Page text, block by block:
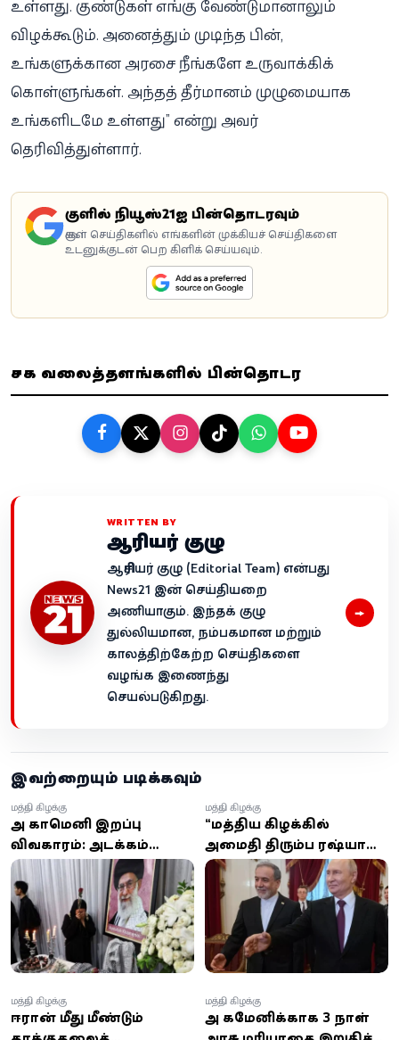
உள்ளது. குண்டுகள் எங்கு வேண்டுமானாலும்
விழக்கூடும். அனைத்தும் முடிந்த பின்,
உங்களுக்கான அரசை நீங்களே உருவாக்கிக்
கொள்ளுங்கள். அந்தத் தீர்மானம் முழுமையாக
உங்களிடமே உள்ளது” என்று அவர்
தெரிவித்துள்ளார்.
கூகுளில் நியூஸ்21ஐ பின்தொடரவும்
கூகுள் செய்திகளில் எங்களின் முக்கியச் செய்திகளை
உடனுக்குடன் பெற கிளிக் செய்யவும்.
சமூக வலைத்தளங்களில் பின்தொடர
WRITTEN BY
ஆசிரியர் குழு
ஆசிரியர் குழு (Editorial Team) என்பது
News21 இன் செய்தியறை
அணியாகும். இந்தக் குழு
துல்லியமான, நம்பகமான மற்றும்
காலத்திற்கேற்ற செய்திகளை
வழங்க இணைந்து
செயல்படுகிறது.
→
இவற்றையும் படிக்கவும்
அலி காமெனி இறப்பு
விவகாரம்: அடக்கம்
தாமதம் குறித்து
வெளியான தகவல்கள் –
உண்மை என்ன?
மத்திய கிழக்கு
“மத்திய கிழக்கில்
அமைதி திரும்ப ரஷ்யா
உதவும்” - புதின் உறுதி
மத்திய கிழக்கு
ஈரான் மீது மீண்டும்
மத்திய கிழக்கு
அலி கமேனிக்காக 3 நாள்
மத்திய கிழக்கு